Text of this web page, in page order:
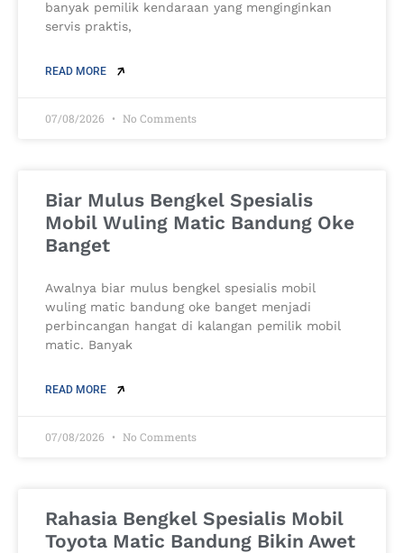
banyak pemilik kendaraan yang menginginkan
servis praktis,
READ MORE
07/08/2026 No Comments
Biar Mulus Bengkel Spesialis
Mobil Wuling Matic Bandung Oke
Banget
Awalnya biar mulus bengkel spesialis mobil
wuling matic bandung oke banget menjadi
perbincangan hangat di kalangan pemilik mobil
matic. Banyak
READ MORE
07/08/2026 No Comments
Rahasia Bengkel Spesialis Mobil
Toyota Matic Bandung Bikin Awet